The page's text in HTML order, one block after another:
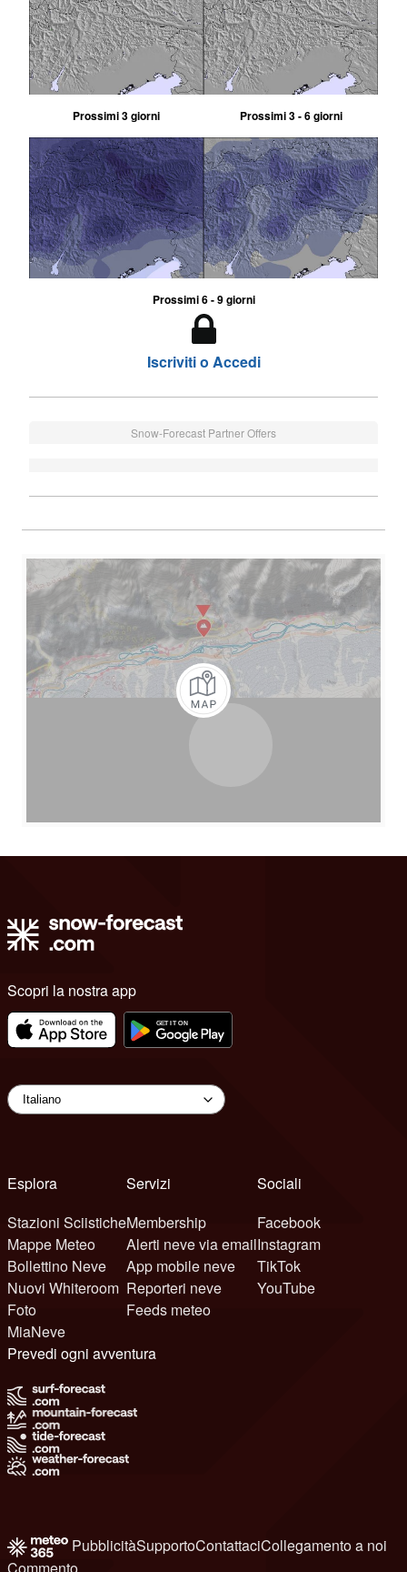
Prossimi 3 giorni Prossimi 3 - 6 giorni
Prossimi 6 - 9 giorni
Iscriviti o Accedi
Snow-Forecast Partner Offers
Scopri la nostra app
Esplora
Stazioni Sciistiche
Mappe Meteo
Bollettino Neve
Nuovi Whiteroom
Foto
MiaNeve
Servizi
Membership
Alerti neve via email
App mobile neve
Reporteri neve
Feeds meteo
Sociali
Facebook
Instagram
TikTok
YouTube
Prevedi ogni avventura
PubblicitàSupportoContattaciCollegamento a noi